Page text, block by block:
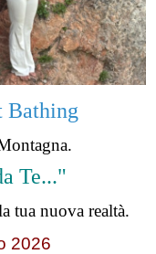
Bathing
Te..."
tua nuova realtà.
2026